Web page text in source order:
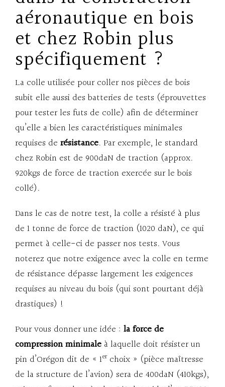
aéronautique en bois
et chez Robin plus
spécifiquement ?
La colle utilisée pour coller nos pièces de bois
subit elle aussi des batteries de tests (éprouvettes
pour tester les futs de colle) afin de déterminer
qu’elle a bien les caractéristiques minimales
requises de résistance. Par exemple, le standard
chez Robin est de 900daN de traction (approx.
920kgs de force de traction exercée sur le bois
collé).
Dans le cas de notre test, la colle a résisté à plus
de 1 tonne de force de traction (1020 daN), ce qui
permet à celle-ci de passer nos tests. Vous
noterez que notre exigence avec la colle en terme
de résistance dépasse largement les exigences
requises au niveau du bois (qui sont pourtant déjà
drastiques) !
Pour vous donner une idée : la force de
compression minimale à laquelle doit résister un
pin d’Orégon dit de « 1erchoix » (pièce maîtresse
de la structure de l’avion) sera de 400daN (410kgs),